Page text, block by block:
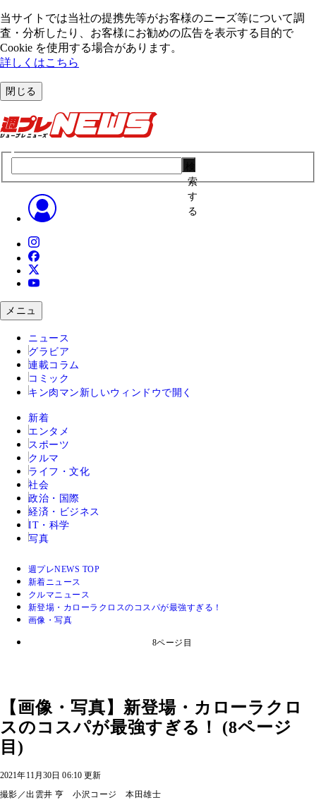
当サイトでは当社の提携先等がお客様のニーズ等について調
査・分析したり、お客様にお勧めの広告を表⽰する⽬的で
Cookie を使⽤する場合があります。
詳しくはこちら
閉じる
索
す
る
メニュ
ニュース
グラビア
連載コラム
コミック
キン肉マン 新しいウィンドウで開く
新着
エンタメ
スポーツ
クルマ
ライフ・文化
社会
政治・国際
経済・ビジネス
IT・科学
写真
週プレNEWS TOP
新着ニュース
クルマニュース
新登場・カローラクロスのコスパが最強すぎる！
画像・写真
8ページ目
【画像・写真】新登場・カローラクロ
スのコスパが最強すぎる！ (8ページ
目)
2021年11月30日 06:10 更新
撮影／出雲井 亨 小沢コージ 本田雄士